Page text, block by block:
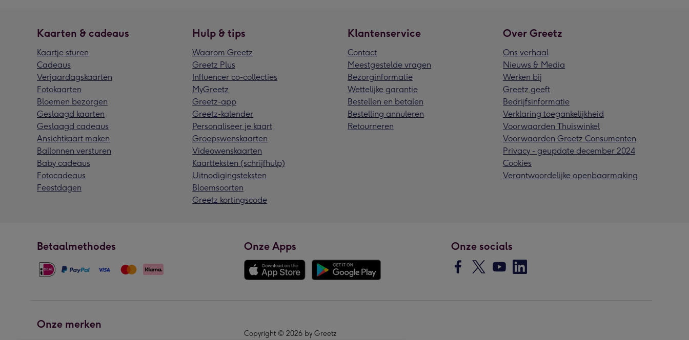
Kaarten & cadeaus
Kaartje sturen
Cadeaus
Verjaardagskaarten
Fotokaarten
Bloemen bezorgen
Geslaagd kaarten
Geslaagd cadeaus
Ansichtkaart maken
Ballonnen versturen
Baby cadeaus
Fotocadeaus
Feestdagen
Hulp & tips
Waarom Greetz
Greetz Plus
Influencer co-collecties
MyGreetz
Greetz-app
Greetz-kalender
Personaliseer je kaart
Groepswenskaarten
Videowenskaarten
Kaartteksten (schrijfhulp)
Uitnodigingsteksten
Bloemsoorten
Greetz kortingscode
Klantenservice
Contact
Meestgestelde vragen
Bezorginformatie
Wettelijke garantie
Bestellen en betalen
Bestelling annuleren
Retourneren
Over Greetz
Ons verhaal
Nieuws & Media
Werken bij
Greetz geeft
Bedrijfsinformatie
Verklaring toegankelijkheid
Voorwaarden Thuiswinkel
Voorwaarden Greetz Consumenten
Privacy - geupdate december 2024
Cookies
Verantwoordelijke openbaarmaking
Betaalmethodes Onze Apps Onze socials
Onze merken
Copyright © 2026 by Greetz